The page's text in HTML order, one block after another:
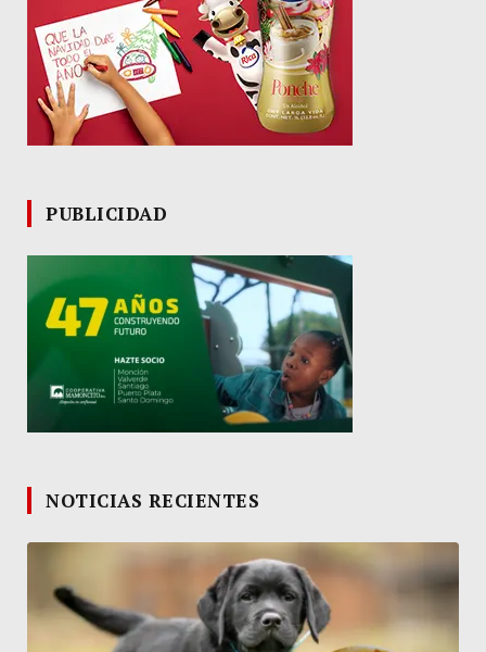
PUBLICIDAD
NOTICIAS RECIENTES